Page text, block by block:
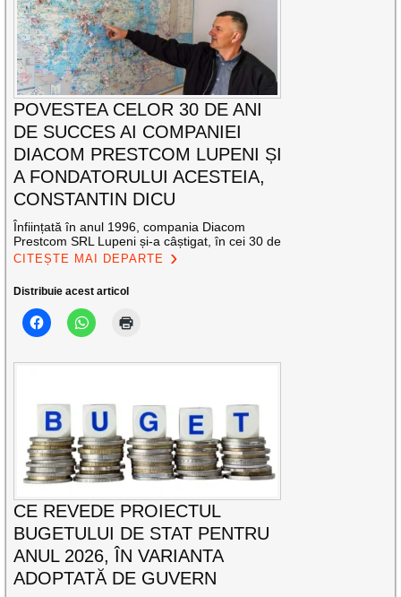
POVESTEA CELOR 30 DE ANI
DE SUCCES AI COMPANIEI
DIACOM PRESTCOM LUPENI ȘI
A FONDATORULUI ACESTEIA,
CONSTANTIN DICU
Înființată în anul 1996, compania Diacom
Prestcom SRL Lupeni și-a câștigat, în cei 30 de
CITEȘTE MAI DEPARTE
Distribuie acest articol
CE REVEDE PROIECTUL
BUGETULUI DE STAT PENTRU
ANUL 2026, ÎN VARIANTA
ADOPTATĂ DE GUVERN